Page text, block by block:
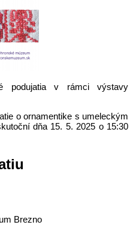
podujatia v rámci výstavy
o ornamentike s umeleckým
dňa 15. 5. 2025 o 15:30
Brezno